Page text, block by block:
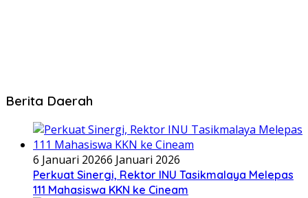
Berita Daerah
6 Januari 20266 Januari 2026
Perkuat Sinergi, Rektor INU Tasikmalaya Melepas
111 Mahasiswa KKN ke Cineam